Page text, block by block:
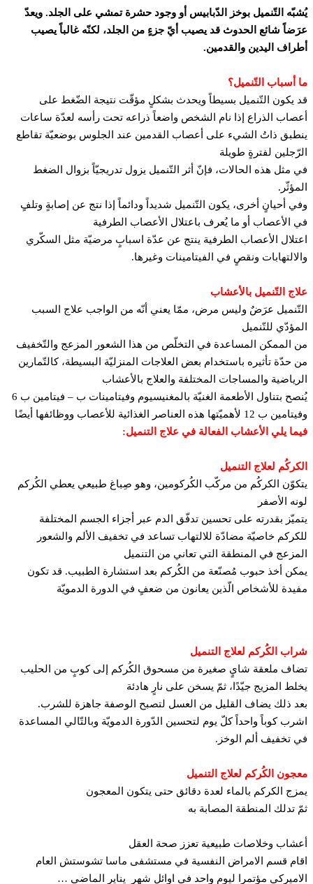
التّنميل بوخز الدّبابيس أو وجود حشرة تمشي على الجلد. ويعدّ
شائع الحدوث قد يصيب أيّ جزءٍ من الجلد، لكنّه غالباً يصيب
اليدين والقدمين.
أسباب التّنميل؟
يكون التّنميل بسيطاً ويحدث بشكلٍ مؤقّت نتيجة الضّغط على
الذراع إذا نام الشخص واضعاً ذراعه تحت رأسه لعدّة ساعات
ذاتُ الشيء على أعصاب القدمين عند الجلوس بوضعيّة تقاطع
لفترةٍ طويلة
مثل هذه الحالات، فإنّ أثر التّنميل يزول تدريجيّاً بزوال الضغط
أحيانٍ أخرى، يكون التّنميل شديداً ودائماً إذا نتج عن إصابةٍ وتلفٍ
الأعصاب أو ما يُعرف باعتلال الأعصاب الطرفية
الأعصاب الطرفية ينتج عن عدّة اسبابٍ مرضيّة مثل السكّري
ونقصٍ في الفيتامينات وغيرها.
التّنميل بالأعشاب
عرَضٌ وليس مرض، ممّا يعني أنّه من الواجب علاج السبب
للتّنميل
الممكن المساعدة في التخلّص من هذا الشعور المزعج والتّخفيف
حدّة تأثيره باستخدام بعض العلاجات المنزليّة البسيطة، كالتّمارين
والمساجات المختلفة والعلاج بالأعشاب
يُنصح بتناول الأطعمة الغنيّة بالمغنيسيوم وفيتامينات ب – فيتامين ب 6
لأهميّتها هذه العناصر الغذائية للأعصاب ووظائفها أيضًا
يلي الأعشاب الفعالة في علاج التنميل:
لعلاج التنميل
الكركُم من مركّب الكُركومين، وهو صِباغ طبيعي يعطي الكُركم
الأصفر
بقدرته على تحسين تدفّق الدم عبر أجزاء الجسم المختلفة
خاصيّة مضادّة للالتهاب تساعد في تخفيف الألم والشعور
في المنطقة التي تعاني من التنميل
أخذ حبوب مُصنّعة من الكُركم بعد استشارة الطبيب. قد تكون
للأشخاص الّذين يعانون من ضعفٍ في الدورة الدمويّة
الكُركم لعلاج التنميل
ملعقة شايٍ صغيرة من مسحوق الكُركم إلى كوبٍ من الحليب
المزيج جيّدًا، ثمّ يسخن على نارٍ هادئة
ذلك يضاف القليل من العسل لتصبح الوصفة جاهزة للشرب.
كوباً واحداً كلّ يوم لتحسين الدّورة الدمويّة وبالتّالي المساعدة
تخفيف ألم الوخز.
الكُركم لعلاج التنميل
الكركم بالماء لعدة دقائق حتى يتكون المعجون
تدلك المنطقة المصابة به
وخلاصات طبيعية تعزز صحة العقل
قسم الامراض النفسية في مستشفى ماسا تشوستش العام
مؤتمرا ليوم واحد في اوائل شهر يناير الماضي …